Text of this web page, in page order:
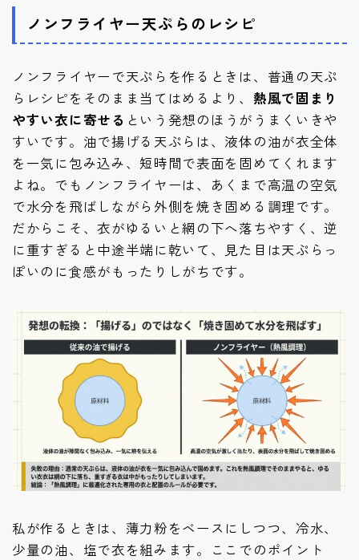
ノンフライヤー天ぷらのレシピ
ノンフライヤーで天ぷらを作るときは、普通の天ぷ
らレシピをそのまま当てはめるより、 熱風で固まり
やすい衣に寄せる という発想のほうがうまくいきや
すいです。油で揚げる天ぷらは、液体の油が衣全体
を一気に包み込み、短時間で表面を固めてくれます
よね。でもノンフライヤーは、あくまで高温の空気
で水分を飛ばしながら外側を焼き固める調理です。
だからこそ、衣がゆるいと網の下へ落ちやすく、逆
に重すぎると中途半端に乾いて、見た目は天ぷらっ
ぽいのに食感がもったりしがちです。
私が作るときは、薄力粉をベースにしつつ、冷水、
少量の油、塩で衣を組みます。ここでのポイント